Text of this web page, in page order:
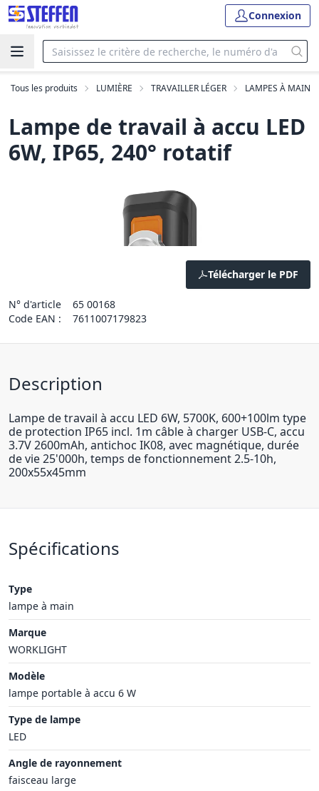
Connexion
Tous les produits LUMIÈRE TRAVAILLER LÉGER LAMPES À MAIN
Lampe de travail à accu LED
6W, IP65, 240° rotatif
Télécharger le PDF
N° d'article
65 00168
Code EAN :
7611007179823
Description
Lampe de travail à accu LED 6W, 5700K, 600+100lm type
de protection IP65 incl. 1m câble à charger USB-C, accu
3.7V 2600mAh, antichoc IK08, avec magnétique, durée
de vie 25'000h, temps de fonctionnement 2.5-10h,
200x55x45mm
Spécifications
Type
lampe à main
Marque
WORKLIGHT
Modèle
lampe portable à accu 6 W
Type de lampe
LED
Angle de rayonnement
faisceau large